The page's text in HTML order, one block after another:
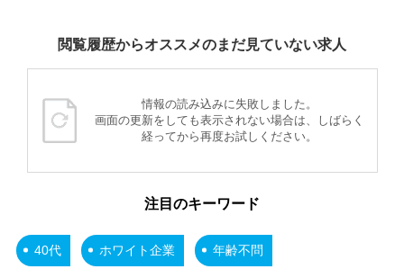
閲覧履歴からオススメのまだ見ていない求人
情報の読み込みに失敗しました。
画面の更新をしても表示されない場合は、しばらく
経ってから再度お試しください。
注目のキーワード
40代 ホワイト企業 年齢不問